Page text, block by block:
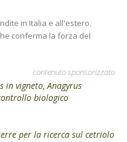
in Italia e all'estero.
conferma la forza del
contenuto sponsorizzato
in vigneto, Anagyrus
biologico
per la ricerca sul cetriolo